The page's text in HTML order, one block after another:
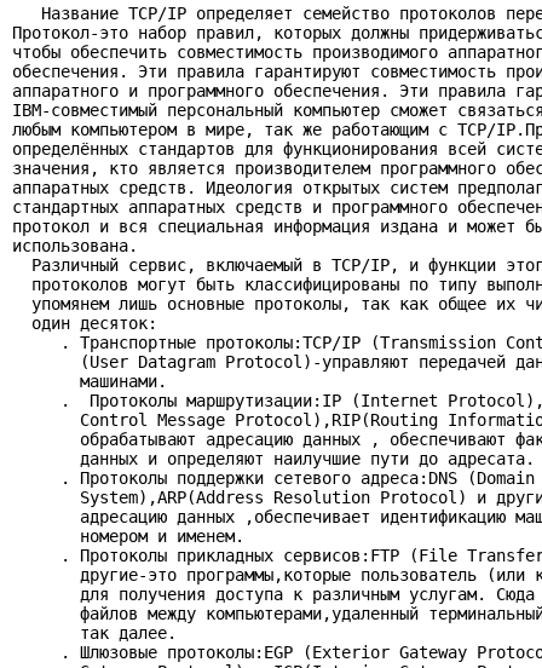
Название TCP/IP определяет семейство протоколов
Протокол-это набор правил, которых должны
чтобы обеспечить совместимость производимого
обеспечения. Эти правила гарантируют совместимость
аппаратного и программного обеспечения. Эти правила
IBM-совместимый персональный компьютер сможет
любым компьютером в мире, так же работающим с TCP/
определённых стандартов для функционирования всей
значения, кто является производителем программного
аппаратных средств. Идеология открытых систем
стандартных аппаратных средств и программного
протокол и вся специальная информация издана и может
использована.
Различный сервис, включаемый в TCP/IP, и функции
протоколов могут быть классифицированы по типу
упомянем лишь основные протоколы, так как общее их
  один десяток:
. Транспортные протоколы:TCP/IP (Transmission
(User Datagram Protocol)-управляют передачей
       машинами.
.  Протоколы маршрутизации:IP (Internet
Control Message Protocol),RIP(Routing
обрабатывают адресацию данных , обеспечивают
       данных и определяют наилучшие пути до адресата.
. Протоколы поддержки сетевого адреса:DNS (Domain
System),ARP(Address Resolution Protocol) и
адресацию данных ,обеспечивает идентификацию
       номером и именем.
. Протоколы прикладных сервисов:FTP (File
другие-это программы,которые пользователь (или
для получения доступа к различным услугам.
файлов между компьютерами,удаленный
       так далее.
. Шлюзовые протоколы:EGP (Exterior Gateway